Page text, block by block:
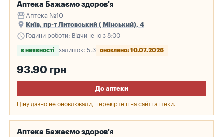
Аптека Бажаємо здоров'я
storefront Аптека №10
place Київ, пр-т Литовський ( Мінський), 4
schedule Години роботи: Відчинено з 8:00
в наявності залишок: 5.3 оновлено: 10.07.2026
93.90 грн
До аптеки
Ціну давно не оновлювали, перевірте її на сайті аптеки.
Аптека Бажаємо здоров'я